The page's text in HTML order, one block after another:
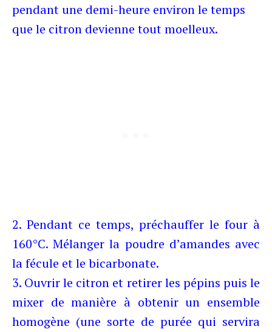
pendant une demi-heure environ le temps
que le citron devienne tout moelleux.
2. Pendant ce temps, préchauffer le four à
160°C. Mélanger la poudre d’amandes avec
la fécule et le bicarbonate.
3. Ouvrir le citron et retirer les pépins puis le
mixer de manière à obtenir un ensemble
homogène (une sorte de purée qui servira